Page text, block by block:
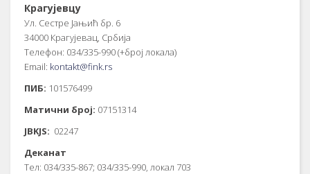
Крагујевцу
Ул. Сестре Јањић бр. 6
34000 Крагујевац, Србија
Телефон: 034/335-990 (+број локала)
Email: kontakt@fink.rs
ПИБ: 101576499
Матични број: 07151314
JBKJS: 02247
Деканат
Тел: 034/335-867; 034/335-990, локал 703